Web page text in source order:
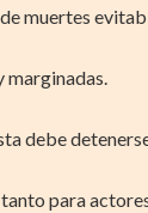
muertes
marginadas.
debe
para